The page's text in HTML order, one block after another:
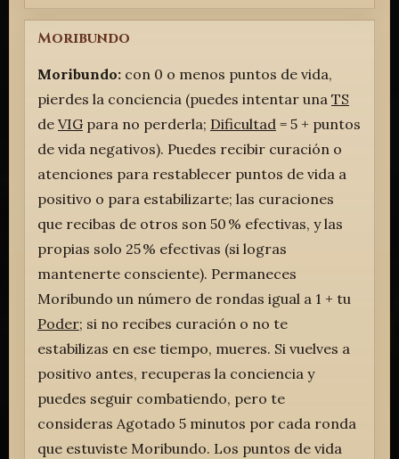
Moribundo
Moribundo:con 0 o menos puntos de vida,
pierdes la conciencia (puedes intentar una TS
de VIGpara no perderla; Dificultad= 5 + puntos
de vida negativos). Puedes recibir curación o
atenciones para restablecer puntos de vida a
positivo o para estabilizarte; las curaciones
que recibas de otros son 50 % efectivas, y las
propias solo 25 % efectivas (si logras
mantenerte consciente). Permaneces
Moribundo un número de rondas igual a 1 + tu
Poder; si no recibes curación o no te
estabilizas en ese tiempo, mueres. Si vuelves a
positivo antes, recuperas la conciencia y
puedes seguir combatiendo, pero te
consideras Agotado 5 minutos por cada ronda
que estuviste Moribundo. Los puntos de vida